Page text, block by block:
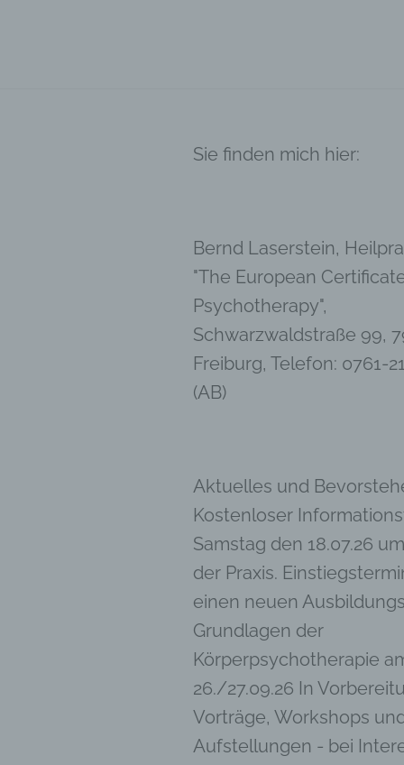
Sie finden mich hier:
Bernd Laserstein,
"The European
Psychotherapy",
Schwarzwaldstraße 99,
Freiburg, Telefon: 0761-
(AB)
Aktuelles und
Kostenloser
Samstag den 18.07.26
der Praxis.
einen neuen
Grundlagen der
Körperpsychotherapie
26./27.09.26 In
Vorträge, Workshops
Aufstellungen - bei
f)
auf
g)
oder
i)